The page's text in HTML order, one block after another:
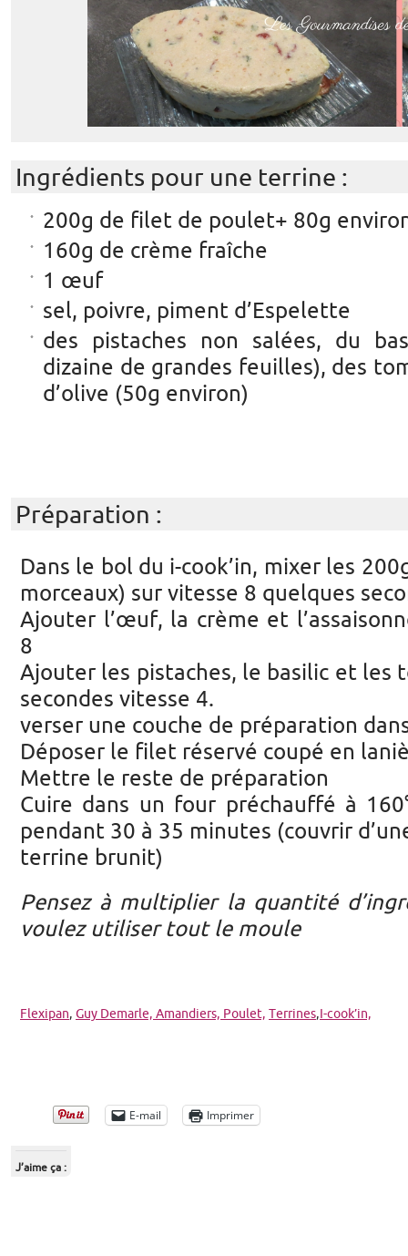
Ingrédients pour une terrine :
200g de filet de poulet+ 80g
160g de crème fraîche
1 œuf
sel, poivre, piment d’Espelette
des pistaches non salées, du
dizaine de grandes feuilles), des
d’olive (50g environ)
Préparation :
Dans le bol du i-cook’in, mixer les
morceaux) sur vitesse 8 quelques
Ajouter l’œuf, la crème et
8
Ajouter les pistaches, le basilic et les
secondes vitesse 4.
verser une couche de préparation
Déposer le filet réservé coupé en
Mettre le reste de préparation
Cuire dans un four préchauffé à
pendant 30 à 35 minutes (couvrir
terrine brunit)
Pensez à multiplier la quantité
voulez utiliser tout le moule
Flexipan, Guy Demarle, Amandiers, Poulet, Terrines, I-cook’in,
E-mail Imprimer
J’aime ça :